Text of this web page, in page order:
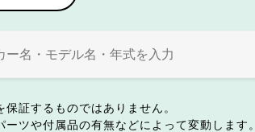
証するものではありません。
ツや付属品の有無などによって変動します。